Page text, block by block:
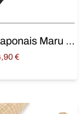
Katana Japonais Maru 1045
€Current
94,90 €.